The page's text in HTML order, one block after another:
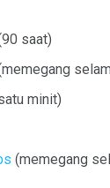
saat)
minit)
(memegang